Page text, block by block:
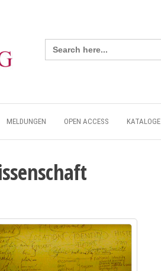
Search
for:
MELDUNGEN OPEN ACCESS KATALOGE